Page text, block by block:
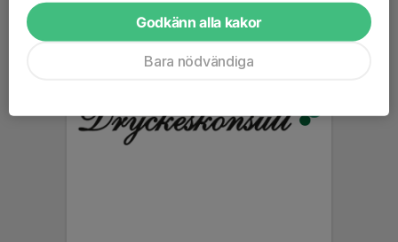
Godkänn alla kakor
Bara nödvändiga